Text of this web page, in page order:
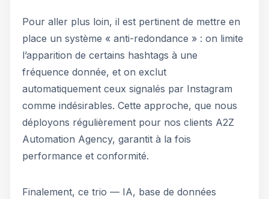
Pour aller plus loin, il est pertinent de mettre en
place un système « anti-redondance » : on limite
l’apparition de certains hashtags à une
fréquence donnée, et on exclut
automatiquement ceux signalés par Instagram
comme indésirables. Cette approche, que nous
déployons régulièrement pour nos clients A2Z
Automation Agency, garantit à la fois
performance et conformité.
Finalement, ce trio — IA, base de données